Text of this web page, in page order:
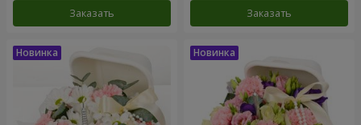
Заказать Заказать